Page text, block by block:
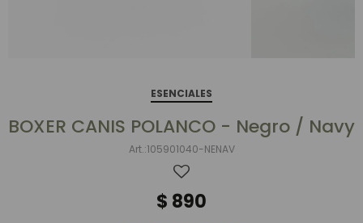
ESENCIALES
BOXER CANIS POLANCO - Negro / Navy
105901040-NENAV
$ 890